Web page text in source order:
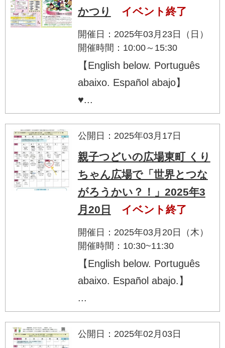
かつり
イベント終了
開催日：2025年03月23日（日）
開催時間：10:00～15:30
【English below. Português
abaixo. Español abajo】
♥...
公開日：2025年03月17日
親子つどいの広場東町 くり
ちゃん広場で「世界とつな
がろうかい？！」2025年3
月20日
イベント終了
開催日：2025年03月20日（木）
開催時間：10:30~11:30
【English below. Português
abaixo. Español abajo.】
...
公開日：2025年02月03日